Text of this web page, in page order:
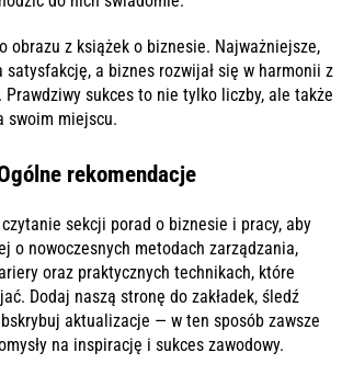
obrazu z książek o biznesie. Najważniejsze,
satysfakcję, a biznes rozwijał się w harmonii z
sukces to nie tylko liczby, ale także
swoim miejscu.
rekomendacje
sekcji porad o biznesie i pracy, aby
o nowoczesnych metodach zarządzania,
oraz praktycznych technikach, które
Dodaj naszą stronę do zakładek, śledź
aktualizacje — w ten sposób zawsze
na inspirację i sukces zawodowy.